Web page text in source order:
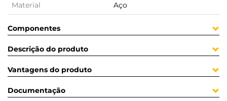
Material Aço
Componentes
Descrição do produto
Vantagens do produto
Documentação